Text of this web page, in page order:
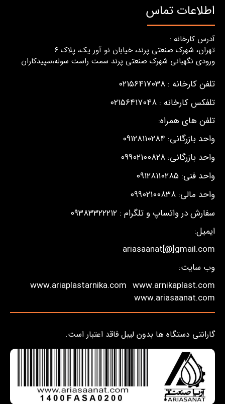
اطلاعات تماس
آدرس کارخانه :
تهران، شهرک صنعتی پرند، خیابان نو آور یک، پلاک ٦
ورودی نگهبانی شهرک صنعتی پرند سمت راست سوله،سپیدکاران
تلفن کارخانه : ۰۲۱۵۶۴۱۷۰۳۸
تلفکس کارخانه : ۰۲۱۵۶۴۱۷۰۴۸
تلفن های همراه:
واحد بازرگانی: ۰۹۱۲۸۱۱۰۲۸۴
واحد بازرگانی: ۰۹۹۰۲۱۰۰۸۲۸
واحد فنی: ۰۹۱۲۸۱۱۰۲۸۵
واحد مالی: ۰۹۹۰۲۱۰۰۸۳۸
سفارش در واتساپ و تلگرام : ۰۹۳۸۳۳۲۲۲۱۲
ایمیل:
ariasaanat[@]gmail.com
وب سایت:
www.arnikaplast.com
www.ariaplastarnika.com
www.ariasaanat.com
گارانتی دستگاه ها بدون لیبل فاقد اعتبار است.